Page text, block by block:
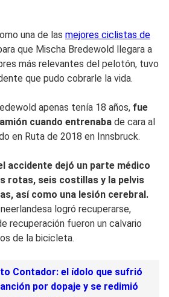
una de las mejores ciclistas de
que Mischa Bredewold llegara a
más relevantes del pelotón, tuvo
que pudo cobrarle la vida.
apenas tenía 18 años, fue
cuando entrenaba de cara al
en Ruta de 2018 en Innsbruck.
accidente dejó un parte médico
rotas, seis costillas y la pelvis
así como una lesión cerebral.
logró recuperarse,
recuperación fueron un calvario
de la bicicleta.
Contador: el ídolo que sufrió
por dopaje y se redimió